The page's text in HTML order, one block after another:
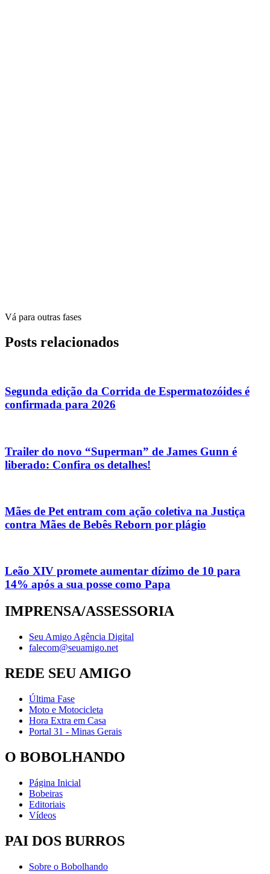
Vá para outras fases
Posts relacionados
Segunda edição da Corrida de Espermatozóides é
confirmada para 2026
Trailer do novo “Superman” de James Gunn é
liberado: Confira os detalhes!
Mães de Pet entram com ação coletiva na Justiça
contra Mães de Bebês Reborn por plágio
Leão XIV promete aumentar dízimo de 10 para
14% após a sua posse como Papa
IMPRENSA/ASSESSORIA
Seu Amigo Agência Digital
falecom@seuamigo.net
REDE SEU AMIGO
Última Fase
Moto e Motocicleta
Hora Extra em Casa
Portal 31 - Minas Gerais
O BOBOLHANDO
Página Inicial
Bobeiras
Editoriais
Vídeos
PAI DOS BURROS
Sobre o Bobolhando